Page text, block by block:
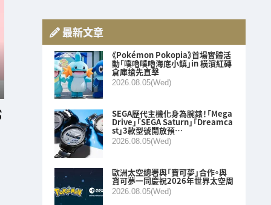
最新文章
《Pokémon Pokopia》首場實體活
動「噗嚕噗嚕海底小鎮」in 橫濱紅磚
倉庫搶先直擊
2026.08.05(Wed)
SEGA歷代主機化身為腕錶！「Mega
Drive」「SEGA Saturn」「Dreamca
st」3款型號開放預…
2026.08.05(Wed)
歐洲太空總署與「寶可夢」合作。與
寶可夢一同慶祝2026年世界太空周
2026.08.05(Wed)